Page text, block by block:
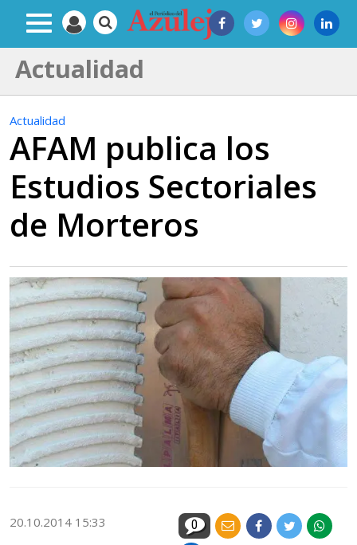
Actualidad
Actualidad
AFAM publica los
Estudios Sectoriales
de Morteros
20.10.2014 15:33 0